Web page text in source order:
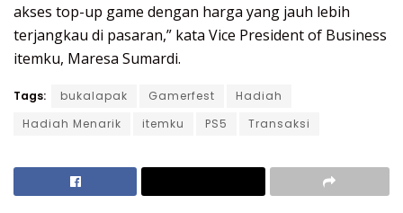
akses top-up game dengan harga yang jauh lebih
terjangkau di pasaran,” kata Vice President of Business
itemku, Maresa Sumardi.
Tags: bukalapak Gamerfest
Hadiah
Hadiah Menarik
itemku PS5 Transaksi